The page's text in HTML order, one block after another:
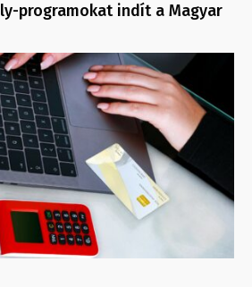
programokat indít a Magyar